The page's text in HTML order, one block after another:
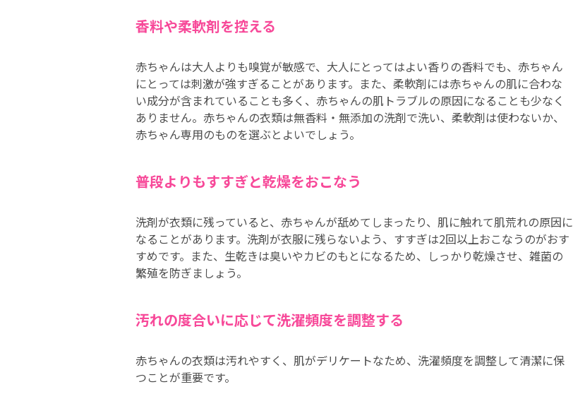
香料や柔軟剤を控える
赤ちゃんは大人よりも嗅覚が敏感で、大人にとってはよい香りの香料でも、赤ちゃん
にとっては刺激が強すぎることがあります。また、柔軟剤には赤ちゃんの肌に合わな
い成分が含まれていることも多く、赤ちゃんの肌トラブルの原因になることも少なく
ありません。赤ちゃんの衣類は無香料・無添加の洗剤で洗い、柔軟剤は使わないか、
赤ちゃん専用のものを選ぶとよいでしょう。
普段よりもすすぎと乾燥をおこなう
洗剤が衣類に残っていると、赤ちゃんが舐めてしまったり、肌に触れて肌荒れの原因に
なることがあります。洗剤が衣服に残らないよう、すすぎは2回以上おこなうのがおす
すめです。また、生乾きは臭いやカビのもとになるため、しっかり乾燥させ、雑菌の
繁殖を防ぎましょう。
汚れの度合いに応じて洗濯頻度を調整する
赤ちゃんの衣類は汚れやすく、肌がデリケートなため、洗濯頻度を調整して清潔に保
つことが重要です。